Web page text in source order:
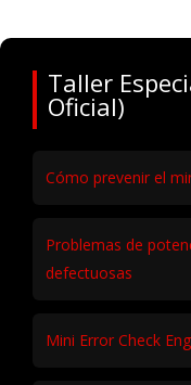
Taller
Oficial)
Cómo prevenir el
Problemas de
defectuosas
Mini Error Check